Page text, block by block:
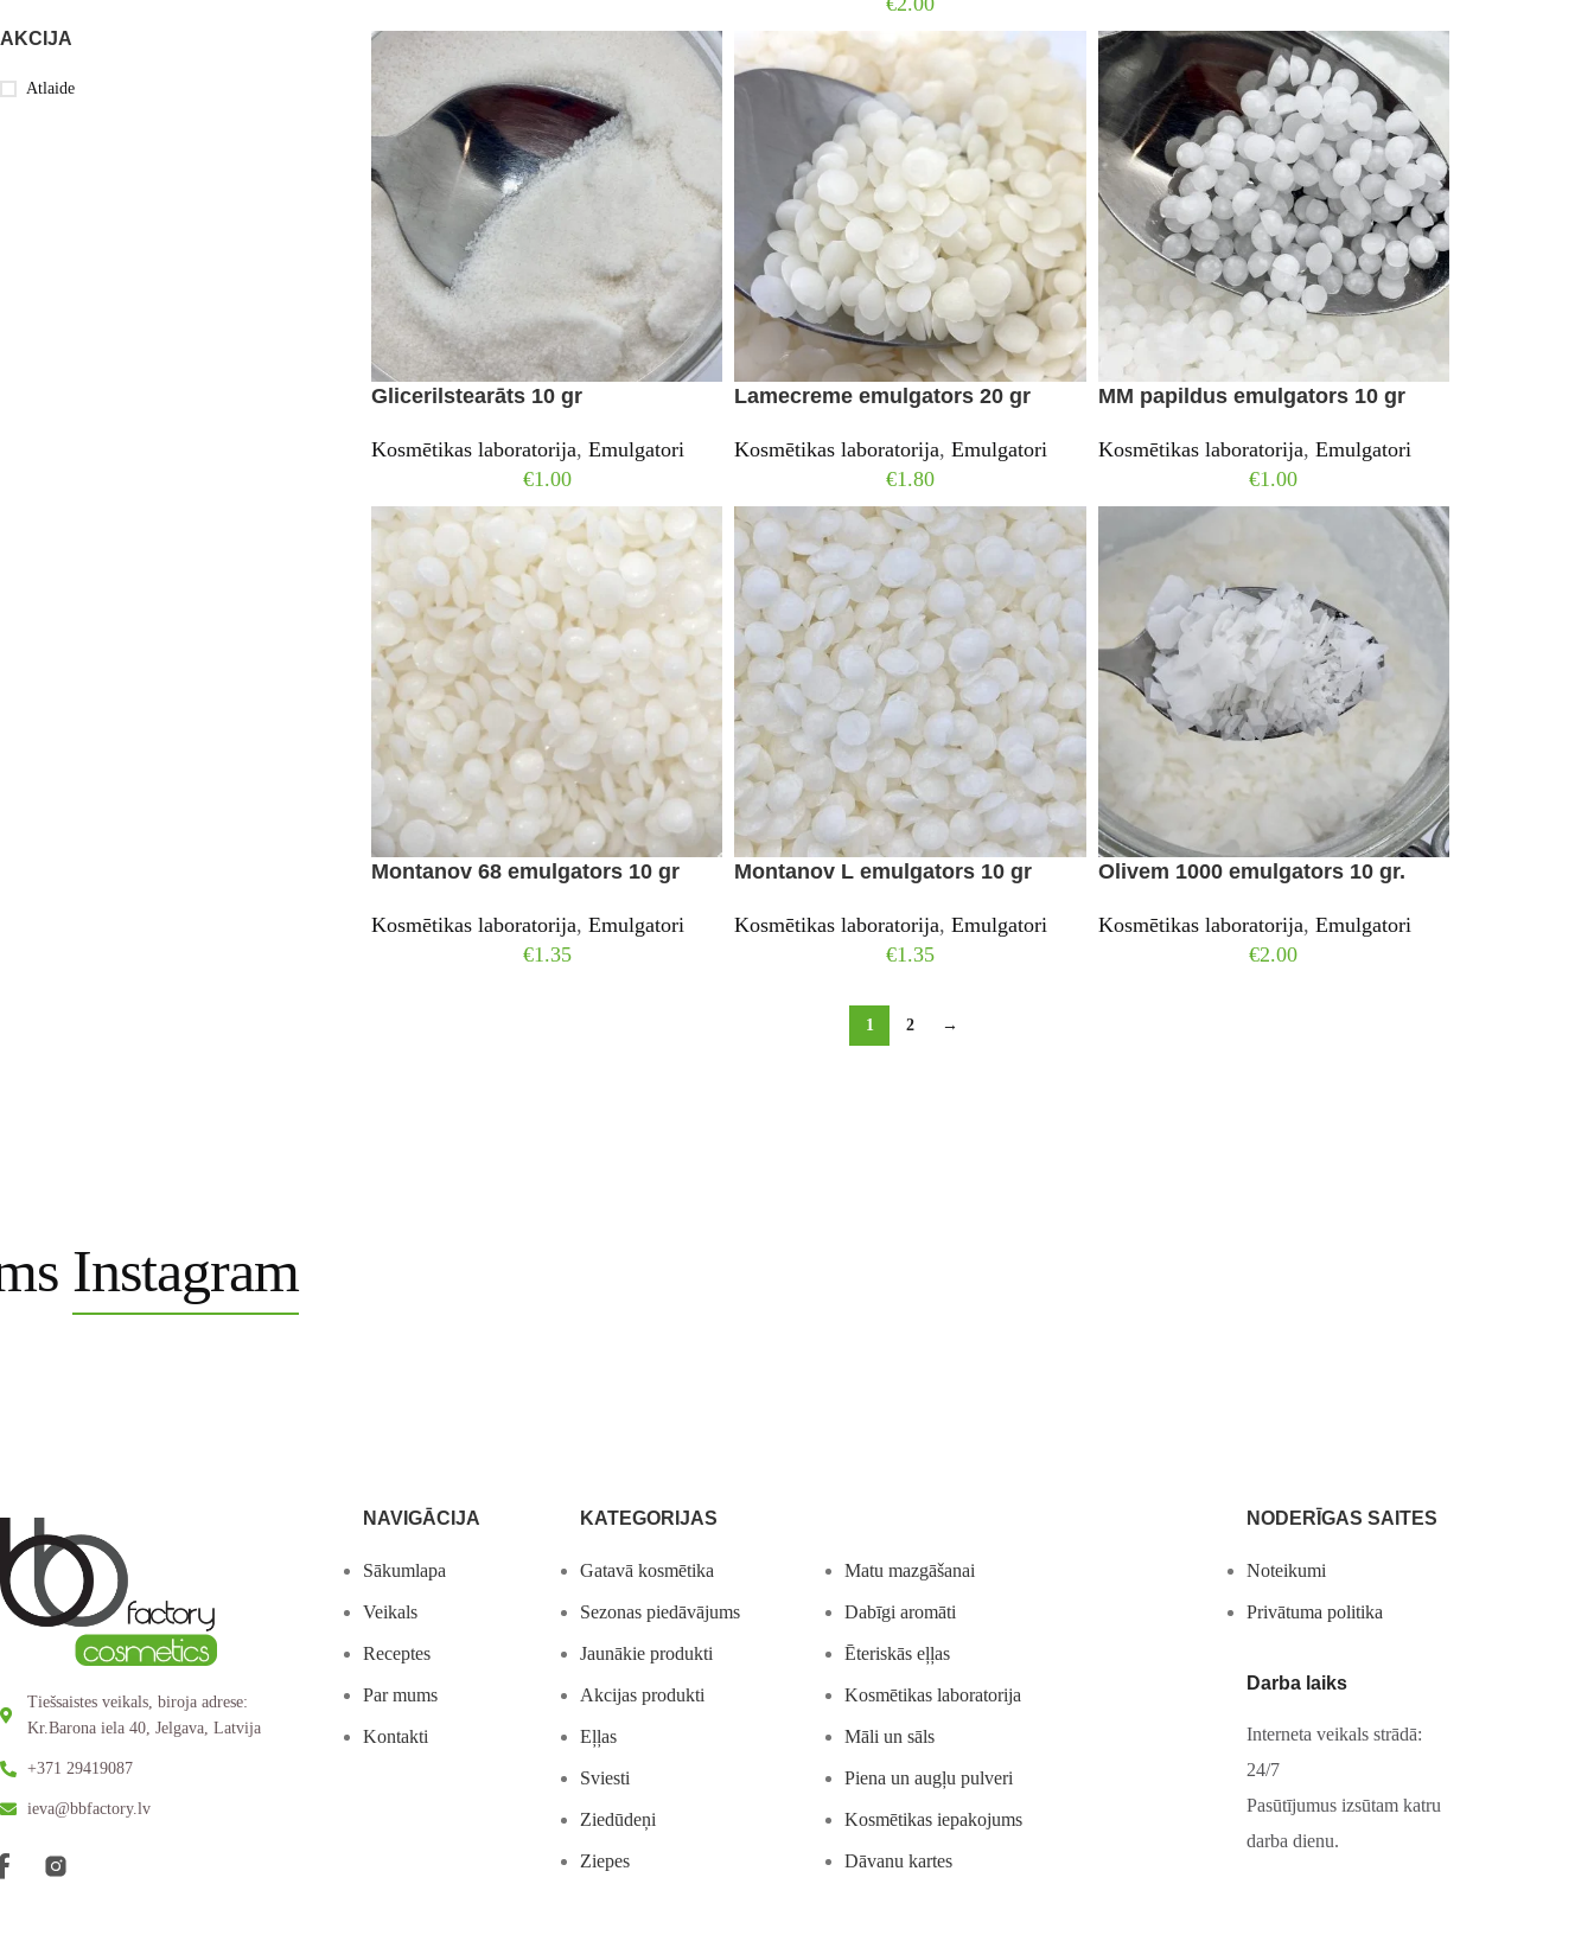
AKCIJA
Atlaide
Glicerilstearāts 10 gr
Kosmētikas laboratorija, Emulgatori
€1.00
Lamecreme emulgators 20 gr
Kosmētikas laboratorija, Emulgatori
€1.80
MM papildus emulgators 10 gr
Kosmētikas laboratorija, Emulgatori
€1.00
Montanov 68 emulgators 10 gr
Kosmētikas laboratorija, Emulgatori
€1.35
Montanov L emulgators 10 gr
Kosmētikas laboratorija, Emulgatori
€1.35
Olivem 1000 emulgators 10 gr.
Kosmētikas laboratorija, Emulgatori
€2.00
1 2 →
Instagram
Tiešsaistes veikals, biroja adrese:
Kr.Barona iela 40, Jelgava, Latvija
+371 29419087
ieva@bbfactory.lv
NAVIGĀCIJA
Sākumlapa
Veikals
Receptes
Par mums
Kontakti
KATEGORIJAS
Gatavā kosmētika
Sezonas piedāvājums
Jaunākie produkti
Akcijas produkti
Eļļas
Sviesti
Ziedūdeņi
Ziepes
Matu mazgāšanai
Dabīgi aromāti
Ēteriskās eļļas
Kosmētikas laboratorija
Māli un sāls
Piena un augļu pulveri
Kosmētikas iepakojums
Dāvanu kartes
NODERĪGAS SAITES
Noteikumi
Privātuma politika
Darba laiks
Interneta veikals strādā:
24/7
Pasūtījumus izsūtam katru
darba dienu.